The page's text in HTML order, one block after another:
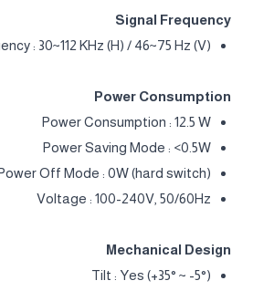
Signal Frequency
: 30~112 KHz (H) / 46~75 Hz (V)
Power Consumption
Power Consumption : 12.5 W
Power Saving Mode : <0.5W
Off Mode : 0W (hard switch)
Voltage : 100-240V, 50/60Hz
Mechanical Design
Tilt : Yes (+35° ~ -5°)